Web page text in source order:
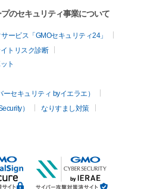
のセキュリティ事業について
ービス「GMOセキュリティ24」
トリスク診断
ト
セキュリティ byイエラエ）
）
なりすまし対策